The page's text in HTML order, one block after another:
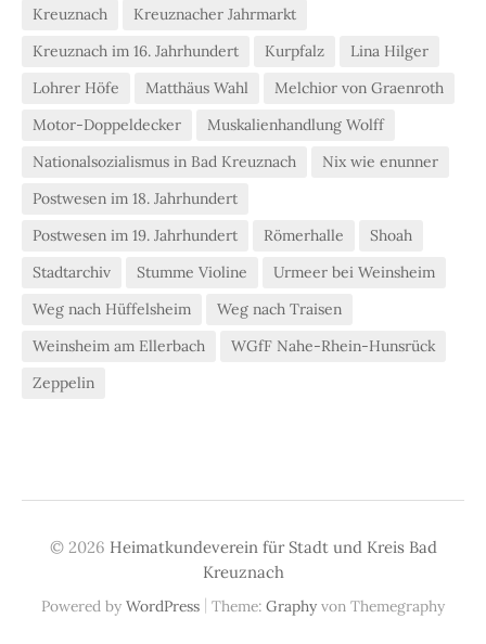
Kreuznach
Kreuznacher Jahrmarkt
Kreuznach im 16. Jahrhundert
Kurpfalz
Lina Hilger
Lohrer Höfe
Matthäus Wahl
Melchior von Graenroth
Motor-Doppeldecker
Muskalienhandlung Wolff
Nationalsozialismus in Bad Kreuznach
Nix wie enunner
Postwesen im 18. Jahrhundert
Postwesen im 19. Jahrhundert
Römerhalle
Shoah
Stadtarchiv
Stumme Violine
Urmeer bei Weinsheim
Weg nach Hüffelsheim
Weg nach Traisen
Weinsheim am Ellerbach
WGfF Nahe-Rhein-Hunsrück
Zeppelin
© 2026 Heimatkundeverein für Stadt und Kreis Bad
Kreuznach
Powered by WordPress | Theme: Graphy von Themegraphy